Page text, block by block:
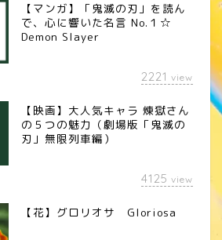
【マンガ】「鬼滅の刃」を読ん
で、心に響いた名言 No.１☆
Demon Slayer
2221 view
【映画】大人気キャラ 煉󠄁獄さん
の５つの魅力（劇場版「鬼滅の
刃」無限列車編）
4125 view
【花】グロリオサ Gloriosa